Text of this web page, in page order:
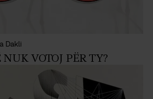
Dakli
NUK VOTOJ PËR TY?